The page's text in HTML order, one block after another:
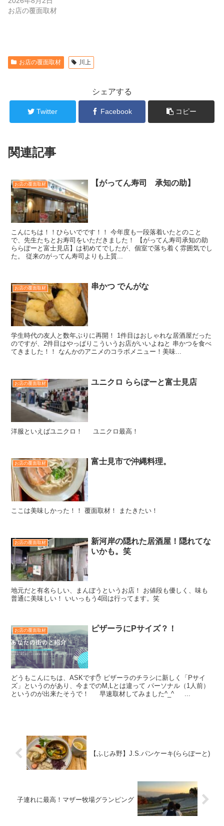
お店の覆面取材
お店の覆面取材 川上
シェアする
Twitter Facebook コピー
関連記事
お店の覆面取材 【がってん寿司 承知の助】
こんにちは！！ひらいでです！！ 今年度も一段落着いたとのこと
で、先生たちとお寿司をいただきました！ 【がってん寿司承知の助
ららぽーと富士見店】は初めてでしたが、個室で落ち着く雰囲気でし
た。 従来のがってん寿司よりも上質...
お店の覆面取材 串かつ でんがな
学生時代の友人と数年ぶりに再開！ 1件目はおしゃれな居酒屋だった
のですが、2件目はやっぱりこういうお店がいいよねと 串かつを食べ
てきました！！ なんかのアニメのコラボメニュー！美味...
お店の覆面取材 ユニクロ ららぽーと富士見店
洋服といえばユニクロ！ ユニクロ最高！
お店の覆面取材 富士見市で沖縄料理。
ここは美味しかった！！ 覆面取材！ またきたい！
お店の覆面取材
新河岸の隠れた居酒屋！隠れてな
いかも。笑
地元だと有名らしい、まんぼうというお店！ お値段も優しく、味も
普通に美味しい！ いいっもう4回は行ってます。笑
お店の覆面取材 ピザーラにPサイズ？！
どうもこんにちは、ASKです✋ ピザーラのチラシに新しく「Pサイ
ズ」というのがあり、今までのM,Lとは違って パーソナル（1人前）
というのが出来たそうで！ 早速取材してみました^_^ ...
【ふじみ野】J.S.パンケーキ(ららぽーと)
子連れに最高！マザー牧場グランピング